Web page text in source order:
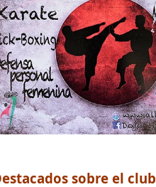
sobre el club